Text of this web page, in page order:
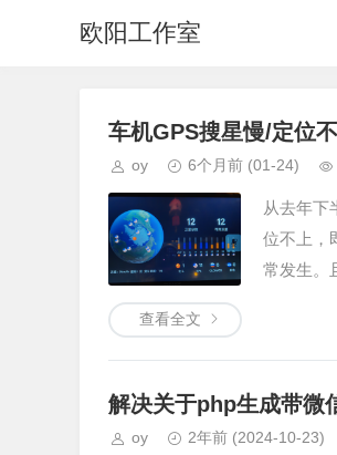
欧阳工作室
车机GPS搜星慢/定位
oy 6个月前 (01-24)
从去年下
位不上，
常发生。
查看全文
解决关于php生成带微
oy 2年前 (2024-10-23)